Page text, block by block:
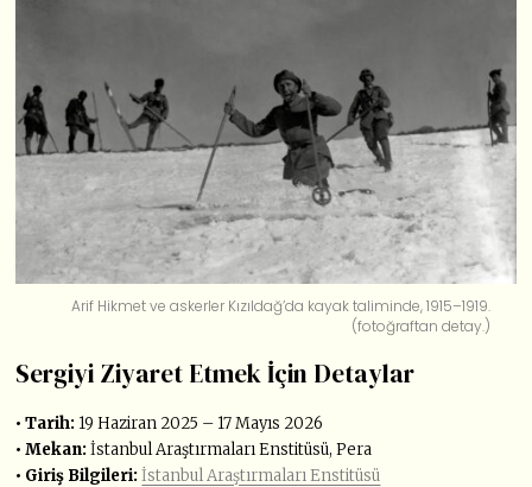
Arif Hikmet ve askerler Kızıldağ’da kayak taliminde, 1915–1919.
(fotoğraftan detay.)
Sergiyi Ziyaret Etmek İçin Detaylar
• Tarih: 19 Haziran 2025 – 17 Mayıs 2026
• Mekan:İstanbul Araştırmaları Enstitüsü, Pera
• Giriş Bilgileri:İstanbul Araştırmaları Enstitüsü